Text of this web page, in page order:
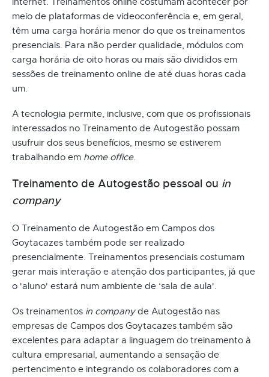
meio de plataformas de videoconferência e, em geral,
têm uma carga horária menor do que os treinamentos
presenciais. Para não perder qualidade, módulos com
carga horária de oito horas ou mais são divididos em
sessões de treinamento online de até duas horas cada
um.
A tecnologia permite, inclusive, com que os profissionais
interessados no Treinamento de Autogestão possam
usufruir dos seus benefícios, mesmo se estiverem
trabalhando em home office.
Treinamento de Autogestão pessoal ou in
company
O Treinamento de Autogestão em Campos dos
Goytacazes também pode ser realizado
presencialmente. Treinamentos presenciais costumam
gerar mais interação e atenção dos participantes, já que
o 'aluno' estará num ambiente de ‘sala de aula'.
Os treinamentos in companyde Autogestão nas
empresas de Campos dos Goytacazes também são
excelentes para adaptar a linguagem do treinamento à
cultura empresarial, aumentando a sensação de
pertencimento e integrando os colaboradores com a